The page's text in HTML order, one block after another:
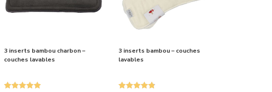
3 inserts bambou charbon –
couches lavables
3 inserts bambou – couches
lavables